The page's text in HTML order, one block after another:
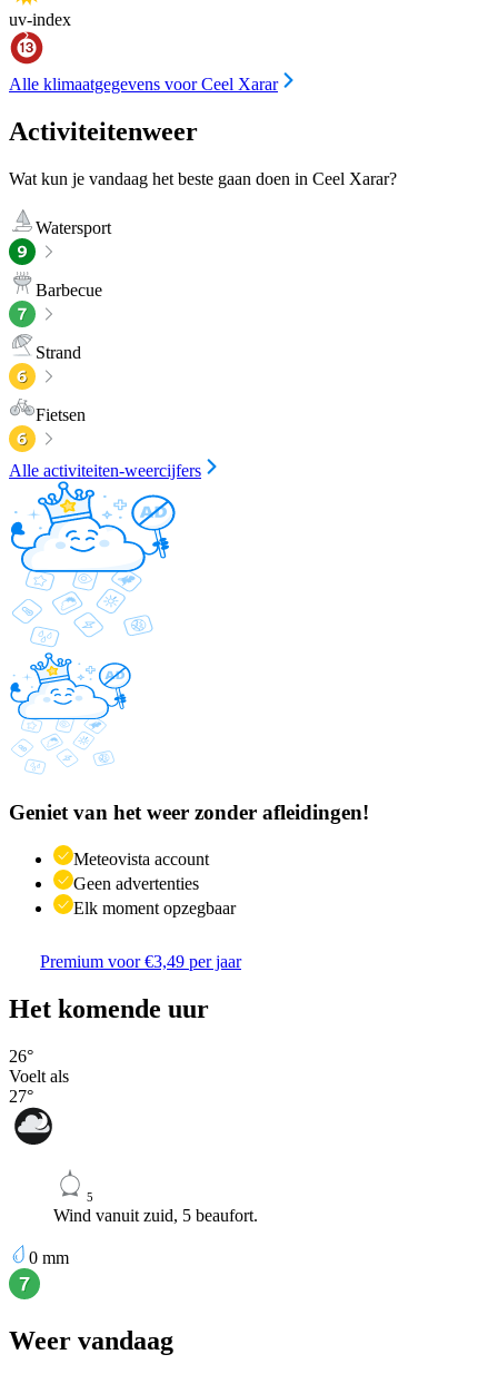
uv-index
Alle klimaatgegevens voor Ceel Xarar
Activiteitenweer
Wat kun je vandaag het beste gaan doen in Ceel Xarar?
Watersport
Barbecue
Strand
Fietsen
Alle activiteiten-weercijfers
Geniet van het weer zonder afleidingen!
Meteovista account
Geen advertenties
Elk moment opzegbaar
Premium voor €3,49 per jaar
Het komende uur
26°
Voelt als
27°
5
Wind vanuit zuid, 5 beaufort.
0 mm
Weer vandaag